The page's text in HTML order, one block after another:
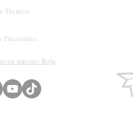
Técnico
Frecuentes
en nuestro Bolg